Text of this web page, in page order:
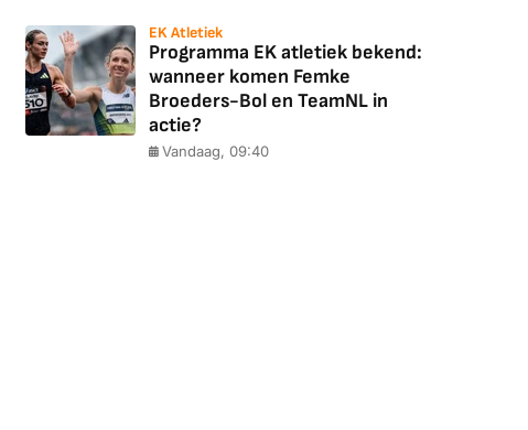
EK Atletiek
Programma EK atletiek bekend:
wanneer komen Femke
Broeders-Bol en TeamNL in
actie?
Vandaag, 09:40